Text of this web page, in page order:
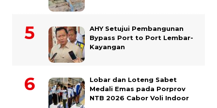
AHY Setujui Pembangunan
Bypass Port to Port Lembar-
Kayangan
Lobar dan Loteng Sabet
Medali Emas pada Porprov
NTB 2026 Cabor Voli Indoor